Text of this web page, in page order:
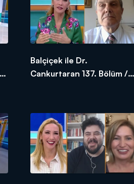
Balçiçek ile Dr.
Cankurtaran 137. Bölüm /